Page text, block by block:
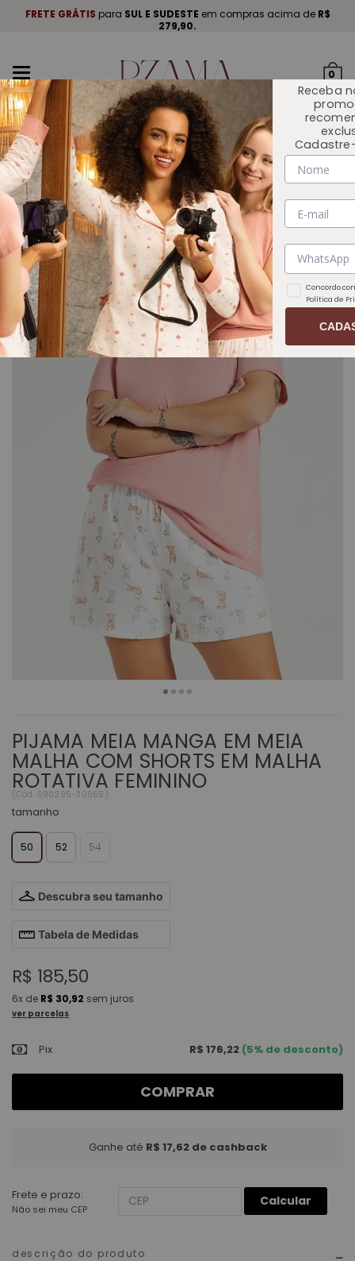
FRETE GRÁTIS para SUL E SUDESTE em compras acima de R$
279,90.
navegação
0
INÍCIO COLEÇÕES
PIJAMA MEIA MANGA EM MEIA
MALHA COM SHORTS EM MALHA
ROTATIVA FEMININO
(Cód. 090295-30065 )
tamanho
50 52 54
Descubra seu tamanho
Tabela de Medidas
R$ 185,50
6x de R$ 30,92 sem juros
ver parcelas
Pix R$ 176,22 (5% de desconto)
COMPRAR
Ganhe até R$ 17,62de cashback
Frete e prazo:
Não sei meu CEP
Calcular
descrição do produto
Receba
Concordo
Política de